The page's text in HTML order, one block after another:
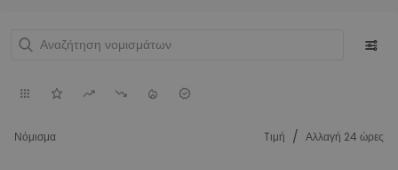
Νόμισμα Tιμή / Αλλαγή 24 ώρες